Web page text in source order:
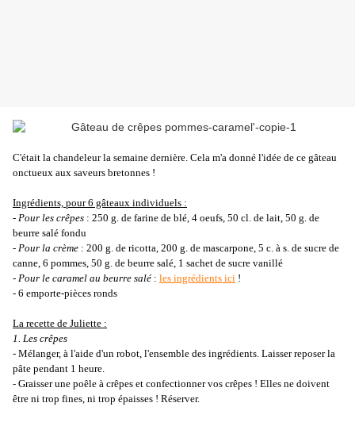
C'était la chandeleur la semaine dernière. Cela m'a donné l'idée de ce gâteau
onctueux aux saveurs bretonnes !
Ingrédients, pour 6 gâteaux individuels :
- Pour les crêpes : 250 g. de farine de blé, 4 oeufs, 50 cl. de lait, 50 g. de
beurre salé fondu
- Pour la crème : 200 g. de ricotta, 200 g. de mascarpone, 5 c. à s. de sucre de
canne, 6 pommes, 50 g. de beurre salé, 1 sachet de sucre vanillé
- Pour le caramel au beurre salé : les ingrédients ici !
- 6 emporte-pièces ronds
La recette de Juliette :
1. Les crêpes
- Mélanger, à l'aide d'un robot, l'ensemble des ingrédients. Laisser reposer la
pâte pendant 1 heure.
- Graisser une poêle à crêpes et confectionner vos crêpes ! Elles ne doivent
être ni trop fines, ni trop épaisses ! Réserver.